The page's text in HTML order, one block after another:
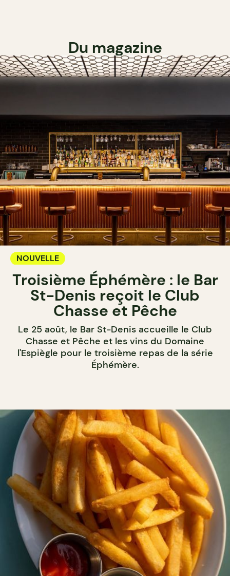
Du magazine
NOUVELLE
Troisième Éphémère : le Bar
St-Denis reçoit le Club
Chasse et Pêche
Le 25 août, le Bar St-Denis accueille le Club
Chasse et Pêche et les vins du Domaine
l'Espiègle pour le troisième repas de la série
Éphémère.